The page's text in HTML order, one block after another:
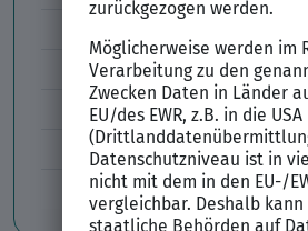
Lebenslauf Englisch Résumé
Lücken im Lebenslauf
Tabellarischer Lebenslauf
Professionelles Bewerbungsfoto